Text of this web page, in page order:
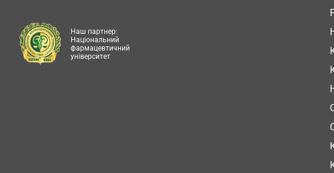
Наш партнер:
Національний
фармацевтичний
університет